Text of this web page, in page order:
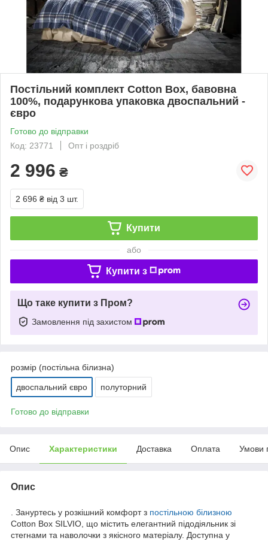
Постільний комплект Cotton Box, бавовна
100%, подарункова упаковка двоспальний -
євро
Готово до відправки
Код: 23771
Опт і роздріб
2 996 ₴
2 696 ₴ від 3 шт.
Купити
або
Купити з
Що таке купити з Пром?
Замовлення під захистом
розмір (постільна білизна)
двоспальний євро полуторний
Готово до відправки
Опис Характеристики Доставка Оплата Умови
Опис
. Зануртесь у розкішний комфорт з постільною білизною
Cotton Box SILVIO, що містить елегантний підодіяльник зі
стегнами та наволочки з якісного матеріалу. Доступна у